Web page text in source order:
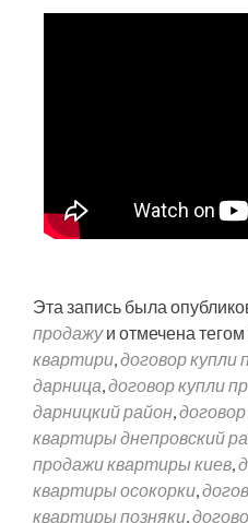
Эта запись была
продажуи отмечена тегом
квартири,договор
дарница,договор купли
дарницкий район,
квартиры днепровский
продажи квартиры киев,
квартиры осокорки,
квартиры позняки,